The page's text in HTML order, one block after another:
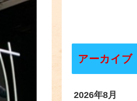
アーカイブ
2026年8月